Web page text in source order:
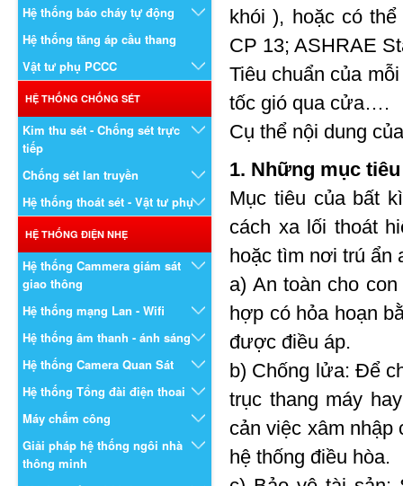
Hệ thống báo cháy tự động
Hệ thống tăng áp cầu thang
Vật tư phụ PCCC
HỆ THỐNG CHỐNG SÉT
Kim thu sét - Chống sét trực
tiếp
Chống sét lan truyền
Hệ thống thoát sét - Vật tư phụ
HỆ THỐNG ĐIỆN NHẸ
Hệ thống Cammera giám sát
giao thông
Hệ thống mạng Lan - Wifi
Hệ thống âm thanh - ánh sáng
Hệ thống Camera Quan Sát
Hệ thống Tổng đài điện thoai
Máy chấm công
Giải pháp hệ thống ngôi nhà
thông minh
khói ), hoặc có
CP 13; ASHRAE
Tiêu chuẩn của
tốc gió qua cửa….
Cụ thể nội dung
1. Những mục
Mục tiêu của bất
cách xa lối thoát
hoặc tìm nơi trú ẩn
a) An toàn cho
hợp có hỏa hoạn
được điều áp.
b) Chống lửa: Để
trục thang máy
cản việc xâm nhập
hệ thống điều hòa.